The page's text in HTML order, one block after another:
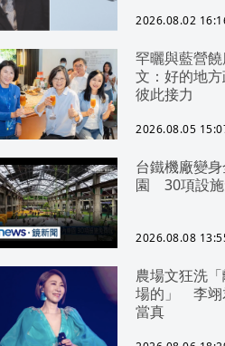
2026.08.02
罕曬與藍營
文：好的地方
彼此接力
2026.08.05
台鐵機廠變
園 30項設施
2026.08.08
農場文狂洗
場的」 李翊
當真